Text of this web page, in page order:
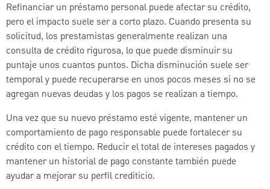
Refinanciar un préstamo personal puede afectar su crédito,
pero el impacto suele ser a corto plazo. Cuando presenta su
solicitud, los prestamistas generalmente realizan una
consulta de crédito rigurosa, lo que puede disminuir su
puntaje unos cuantos puntos. Dicha disminución suele ser
temporal y puede recuperarse en unos pocos meses si no se
agregan nuevas deudas y los pagos se realizan a tiempo.
Una vez que su nuevo préstamo esté vigente, mantener un
comportamiento de pago responsable puede fortalecer su
crédito con el tiempo. Reducir el total de intereses pagados y
mantener un historial de pago constante también puede
ayudar a mejorar su perfil crediticio.